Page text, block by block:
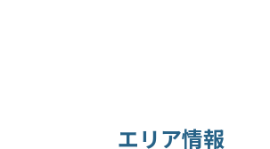
エリア情報